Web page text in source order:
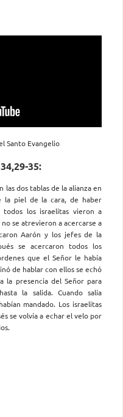
Santo Evangelio
35:
las dos tablas de la alianza en
la piel de la cara, de haber
los israelitas vieron a
se atrevieron a acercarse a
Aarón y los jefes de la
se acercaron todos los
que el Señor le había
de hablar con ellos se echó
la presencia del Señor para
la salida. Cuando salía
mandado. Los israelitas
se volvía a echar el velo por